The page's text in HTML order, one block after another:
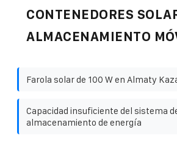
CONTENEDORES
ALMACENAMIENTO
Farola solar de 100 W en Almaty
Capacidad insuficiente del sistema
almacenamiento de energía